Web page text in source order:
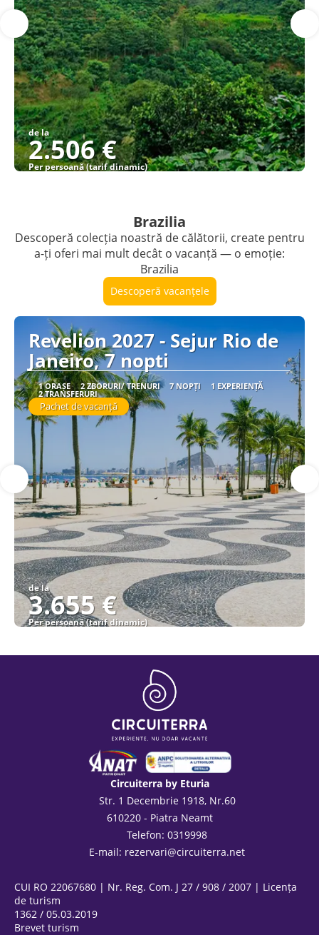
de la
2.506 €
Per persoană (tarif dinamic)
Brazilia
Descoperă colecția noastră de călătorii, create pentru
a-ți oferi mai mult decât o vacanță — o emoție:
Brazilia
Descoperă vacanțele
Revelion 2027 - Sejur Rio de
Janeiro, 7 nopti
1 ORAȘE 2 ZBORURI/ TRENURI 7 NOPȚI 1 EXPERIENȚĂ
2 TRANSFERURI
Pachet de vacanță
de la
3.655 €
Per persoană (tarif dinamic)
Circuiterra by Eturia
Str. 1 Decembrie 1918, Nr.60
610220 - Piatra Neamt
Telefon: 0319998
E-mail: rezervari@circuiterra.net
CUI RO 22067680 | Nr. Reg. Com. J 27 / 908 / 2007 | Licența
de turism
1362 / 05.03.2019
Brevet turism